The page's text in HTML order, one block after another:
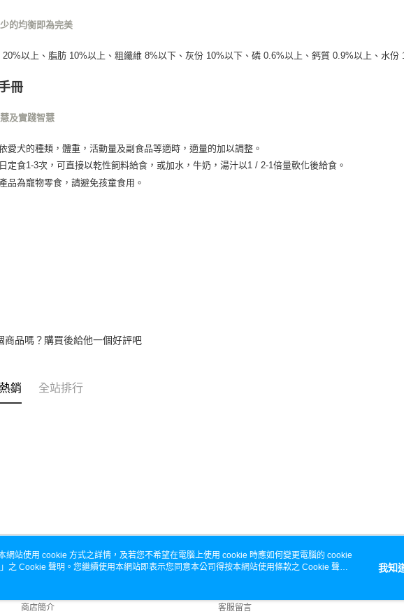
的均衡即為完美
20%以上、脂肪 10%以上、粗纖維 8%以下、灰份 10%以下、磷 0.6%以上、鈣質 0.9%以上、水份
冊
及實踐智慧
愛犬的種類，體重，活動量及副食品等適時，適量的加以調整。
定食1-3次，可直接以乾性飼料給食，或加水，牛奶，湯汁以1 / 2-1倍量軟化後給食。
品為寵物零食，請避免孩童食用。
商品嗎？購買後給他一個好評吧
銷 全站排行
關於我們
商店簡介
客服資訊
客服留言
網站使用 cookie 方式之詳情，及若您不希望在電腦上使用 cookie 時應如何變更電腦的 cookie
」之 Cookie 聲明。您繼續使用本網站即表示您同意本公司得按本網站使用條款之 Cookie 聲明
我知